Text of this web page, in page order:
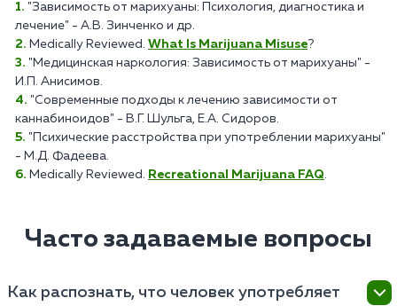
"Зависимость от марихуаны: Психология, диагностика и
лечение" - А.В. Зинченко и др.
Medically Reviewed. What Is Marijuana Misuse?
"Медицинская наркология: Зависимость от марихуаны" -
И.П. Анисимов.
"Современные подходы к лечению зависимости от
каннабиноидов" - В.Г. Шульга, Е.А. Сидоров.
"Психические расстройства при употреблении марихуаны"
- М.Д. Фадеева.
Medically Reviewed. Recreational Marijuana FAQ.
Часто задаваемые вопросы
Как распознать, что человек употребляет